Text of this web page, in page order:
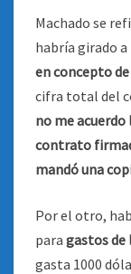
Machado se
habría girado
en concepto
cifra total del
no me
contrato
mandó una
Por el otro,
para gastos de
gasta 1000